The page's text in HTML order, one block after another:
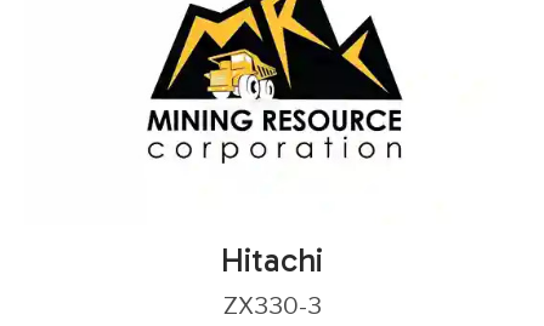
Hitachi
ZX330-3